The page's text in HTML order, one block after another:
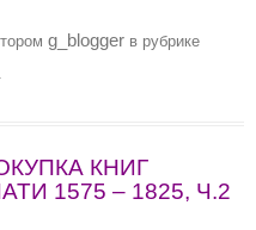
g_blogger в рубрике
.
КНИГ
1575 – 1825, Ч.2